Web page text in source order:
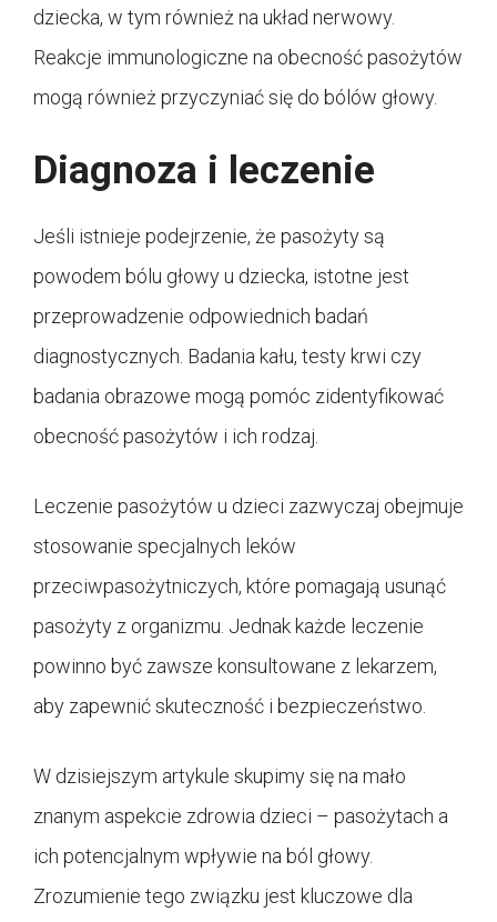
dziecka, w tym również na układ nerwowy.
Reakcje immunologiczne na obecność pasożytów
mogą również przyczyniać się do bólów głowy.
Diagnoza i leczenie
Jeśli istnieje podejrzenie, że pasożyty są
powodem bólu głowy u dziecka, istotne jest
przeprowadzenie odpowiednich badań
diagnostycznych. Badania kału, testy krwi czy
badania obrazowe mogą pomóc zidentyfikować
obecność pasożytów i ich rodzaj.
Leczenie pasożytów u dzieci zazwyczaj obejmuje
stosowanie specjalnych leków
przeciwpasożytniczych, które pomagają usunąć
pasożyty z organizmu. Jednak każde leczenie
powinno być zawsze konsultowane z lekarzem,
aby zapewnić skuteczność i bezpieczeństwo.
W dzisiejszym artykule skupimy się na mało
znanym aspekcie zdrowia dzieci – pasożytach a
ich potencjalnym wpływie na ból głowy.
Zrozumienie tego związku jest kluczowe dla